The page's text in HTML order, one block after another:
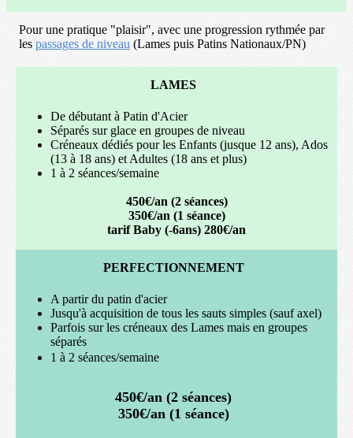
Pour une pratique "plaisir", avec une progression rythmée par
les passages de niveau (Lames puis Patins Nationaux/PN)
LAMES
De débutant à Patin d'Acier
Séparés sur glace en groupes de niveau
Créneaux dédiés pour les Enfants (jusque 12 ans), Ados
(13 à 18 ans) et Adultes (18 ans et plus)
1 à 2 séances/semaine
450€/an (2 séances)
350€/an (1 séance)
tarif Baby (-6ans) 280€/an
PERFECTIONNEMENT
A partir du patin d'acier
Jusqu'à acquisition de tous les sauts simples (sauf axel)
Parfois sur les créneaux des Lames mais en groupes
séparés
1 à 2 séances/semaine
450€/an (2 séances)
350€/an (1 séance)